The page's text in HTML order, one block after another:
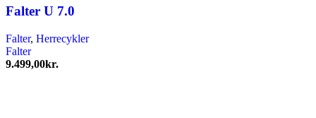
Falter U 7.0
Falter, Herrecykler
Falter
9.499,00kr.